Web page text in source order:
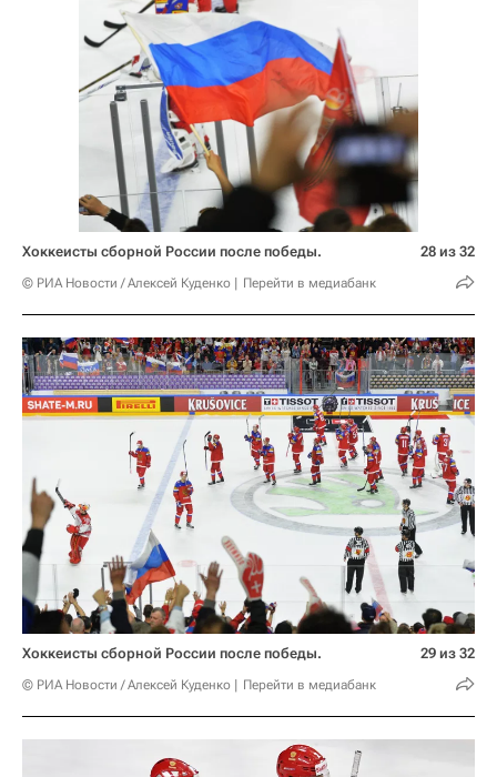
Хоккеисты сборной России после победы.
© РИА Новости / Алексей Куденко Перейти в медиабанк
28 из 32
Хоккеисты сборной России после победы.
© РИА Новости / Алексей Куденко Перейти в медиабанк
29 из 32